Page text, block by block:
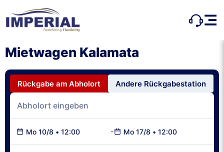
Mietwagen Kalamata
Rückgabe am Abholort Andere Rückgabestation
Mo 10/8 • 12:00 - Mo 17/8 • 12:00